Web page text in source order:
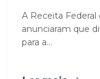
A Receita Federal
anunciaram que
para a...